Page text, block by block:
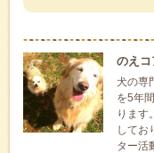
のえコ
犬の専
を5年
ります
してお
ター活